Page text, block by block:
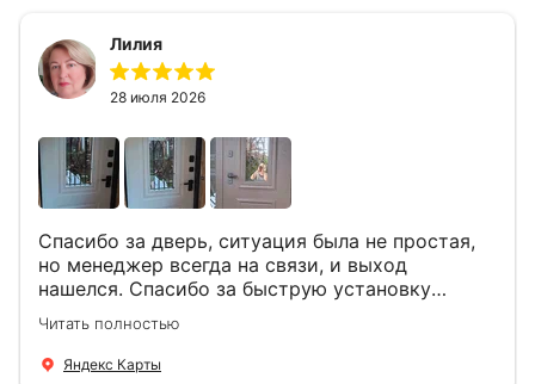
Лилия
28 июля 2026
Спасибо за дверь, ситуация была не простая,
но менеджер всегда на связи, и выход
нашелся. Спасибо за быструю установку
Роману, один и привёз, и установил. Надеюсь,
что дверь нам долго послужит
Читать полностью
Яндекс Карты